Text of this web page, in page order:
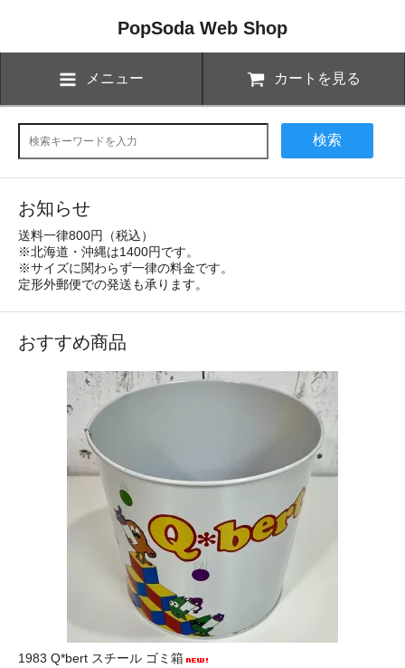
PopSoda Web Shop
メニュー カートを見る
検索
お知らせ
送料一律800円（税込）
※北海道・沖縄は1400円です。
※サイズに関わらず一律の料金です。
定形外郵便での発送も承ります。
おすすめ商品
1983 Q*bert スチール ゴミ箱